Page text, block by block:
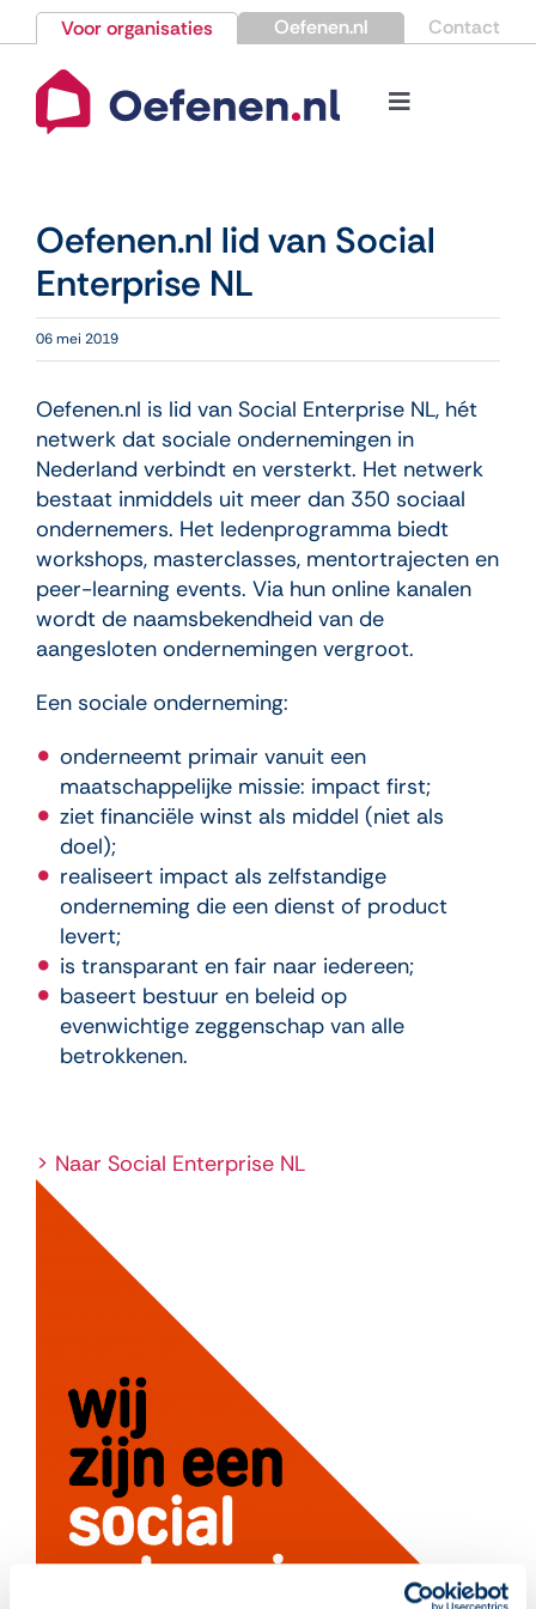
naar
inhoud
Voor organisaties Oefenen.nl Contact
Toggle
Nieuws
Kennisbank
Over Oefenen.nl
Contact
Oefenen.nl lid van Social
Enterprise NL
06 mei 2019
Oefenen.nl is lid van Social Enterprise NL, hét
netwerk dat sociale ondernemingen in
Nederland verbindt en versterkt. Het netwerk
bestaat inmiddels uit meer dan 350 sociaal
ondernemers. Het ledenprogramma biedt
workshops, masterclasses, mentortrajecten en
peer-learning events. Via hun online kanalen
wordt de naamsbekendheid van de
aangesloten ondernemingen vergroot.
Een sociale onderneming:
onderneemt primair vanuit een
maatschappelijke missie: impact first;
ziet financiële winst als middel (niet als
doel);
realiseert impact als zelfstandige
onderneming die een dienst of product
levert;
is transparant en fair naar iedereen;
baseert bestuur en beleid op
evenwichtige zeggenschap van alle
betrokkenen.
> Naar Social Enterprise NL